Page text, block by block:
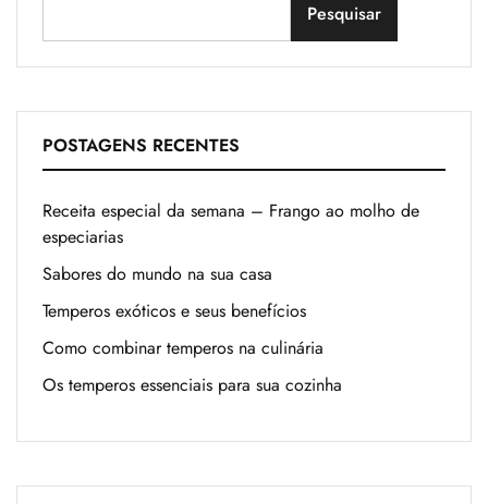
Pesquisar
POSTAGENS RECENTES
Receita especial da semana – Frango ao molho de
especiarias
Sabores do mundo na sua casa
Temperos exóticos e seus benefícios
Como combinar temperos na culinária
Os temperos essenciais para sua cozinha